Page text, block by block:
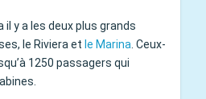
il y a les deux plus grands
le Riviera et le Marina. Ceux-
1250 passagers qui